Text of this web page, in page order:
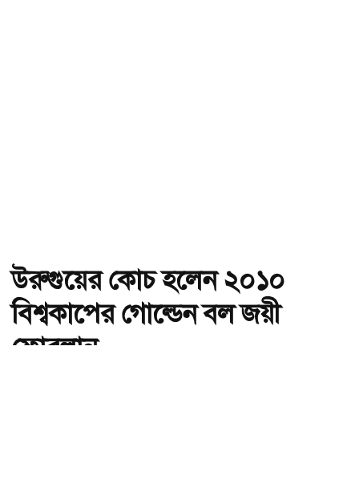
উরুগুয়ের কোচ হলেন ২০১০
বিশ্বকাপের গোল্ডেন বল জয়ী
ফোরলান